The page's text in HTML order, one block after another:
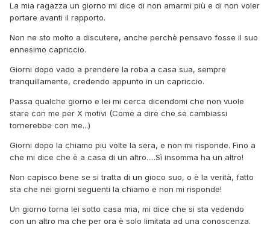
La mia ragazza un giorno mi dice di non amarmi più e di non voler
portare avanti il rapporto.
Non ne sto molto a discutere, anche perchè pensavo fosse il suo
ennesimo capriccio.
Giorni dopo vado a prendere la roba a casa sua, sempre
tranquillamente, credendo appunto in un capriccio.
Passa qualche giorno e lei mi cerca dicendomi che non vuole
stare con me per X motivi (Come a dire che se cambiassi
tornerebbe con me...)
Giorni dopo la chiamo piu volte la sera, e non mi risponde. Fino a
che mi dice che è a casa di un altro.....Sì insomma ha un altro!
Non capisco bene se si tratta di un gioco suo, o è la verità, fatto
sta che nei giorni seguenti la chiamo e non mi risponde!
Un giorno torna lei sotto casa mia, mi dice che si sta vedendo
con un altro ma che per ora è solo limitata ad una conoscenza.